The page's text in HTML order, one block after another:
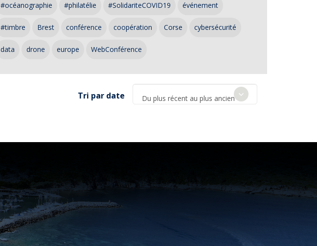
#océanographie #philatélie #SolidariteCOVID19 événement
#timbre Brest conférence coopération Corse cybersécurité
data drone europe WebConférence
Tri par date Du plus récent au plus ancien